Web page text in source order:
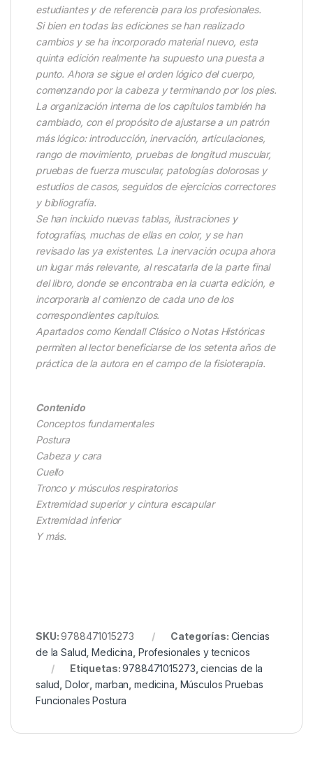
estudiantes y de referencia para los profesionales.
Si bien en todas las ediciones se han realizado
cambios y se ha incorporado material nuevo, esta
quinta edición realmente ha supuesto una puesta a
punto. Ahora se sigue el orden lógico del cuerpo,
comenzando por la cabeza y terminando por los pies.
La organización interna de los capítulos también ha
cambiado, con el propósito de ajustarse a un patrón
más lógico: introducción, inervación, articulaciones,
rango de movimiento, pruebas de longitud muscular,
pruebas de fuerza muscular, patologías dolorosas y
estudios de casos, seguidos de ejercicios correctores
y bibliografía.
Se han incluido nuevas tablas, ilustraciones y
fotografías, muchas de ellas en color, y se han
revisado las ya existentes. La inervación ocupa ahora
un lugar más relevante, al rescatarla de la parte final
del libro, donde se encontraba en la cuarta edición, e
incorporarla al comienzo de cada uno de los
correspondientes capítulos.
Apartados como Kendall Clásico o Notas Históricas
permiten al lector beneficiarse de los setenta años de
práctica de la autora en el campo de la fisioterapia.
Contenido
Conceptos fundamentales
Postura
Cabeza y cara
Cuello
Tronco y músculos respiratorios
Extremidad superior y cintura escapular
Extremidad inferior
Y más.
SKU:9788471015273 Categorías: Ciencias
de la Salud ,Medicina Profesionales y tecnicos
Etiquetas:9788471015273 ,ciencias de la
salud ,Dolor ,marban medicina Músculos Pruebas
Funcionales Postura